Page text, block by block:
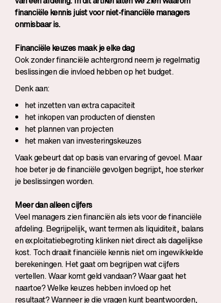
financiële kennis juist voor niet-financiële managers
onmisbaar is.
Financiële keuzes maak je elke dag
Ook zonder financiële achtergrond neem je regelmatig
beslissingen die invloed hebben op het budget.
Denk aan:
het inzetten van extra capaciteit
het inkopen van producten of diensten
het plannen van projecten
het maken van investeringskeuzes
Vaak gebeurt dat op basis van ervaring of gevoel. Maar
hoe beter je de financiële gevolgen begrijpt, hoe sterker
je beslissingen worden.
Meer dan alleen cijfers
Veel managers zien financiën als iets voor de financiële
afdeling. Begrijpelijk, want termen als liquiditeit, balans
en exploitatiebegroting klinken niet direct als dagelijkse
kost. Toch draait financiële kennis niet om ingewikkelde
berekeningen. Het gaat om begrijpen wat cijfers
vertellen. Waar komt geld vandaan? Waar gaat het
naartoe? Welke keuzes hebben invloed op het
resultaat? Wanneer je die vragen kunt beantwoorden,